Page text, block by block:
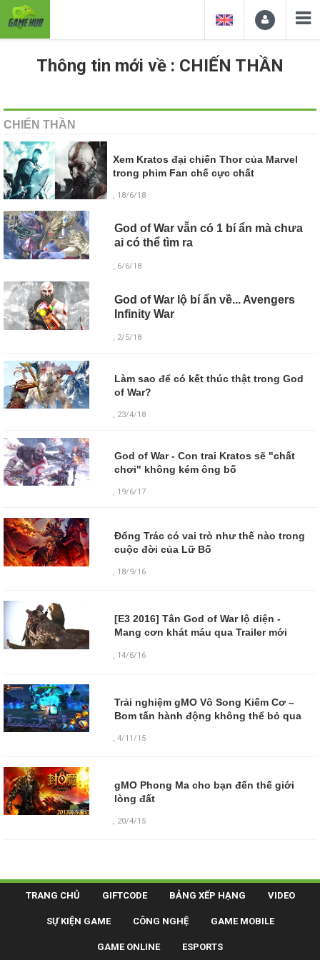
Thông tin mới về : CHIẾN THẦN
CHIẾN THẦN
Xem Kratos đại chiến Thor của Marvel
trong phim Fan chế cực chất
, 18/6/18
God of War vẫn có 1 bí ẩn mà chưa
ai có thể tìm ra
, 6/6/18
God of War lộ bí ẩn về... Avengers
Infinity War
, 2/5/18
Làm sao để có kết thúc thật trong God
of War?
, 23/4/18
God of War - Con trai Kratos sẽ "chất
chơi" không kém ông bố
, 19/6/17
Đổng Trác có vai trò như thế nào trong
cuộc đời của Lữ Bố
, 18/9/16
[E3 2016] Tân God of War lộ diện -
Mang cơn khát máu qua Trailer mới
14/6/16
Trải nghiệm gMO Vô Song Kiếm Cơ –
Bom tấn hành động không thể bỏ qua
,4/11/15
gMO Phong Ma cho bạn đến thế giới
lòng đất
, 20/4/15
TRANG CHỦ GIFTCODE BẢNG XẾP HẠNG VIDEO
SỰ KIỆN GAME CÔNG NGHỆ GAME MOBILE
GAME ONLINE ESPORTS